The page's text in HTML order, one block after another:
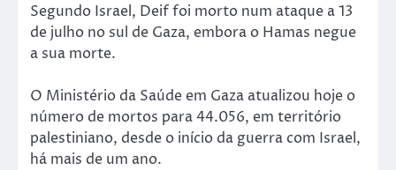
Segundo Israel, Deif foi morto num ataque a 13
de julho no sul de Gaza, embora o Hamas negue
a sua morte.
O Ministério da Saúde em Gaza atualizou hoje o
número de mortos para 44.056, em território
palestiniano, desde o início da guerra com Israel,
há mais de um ano.